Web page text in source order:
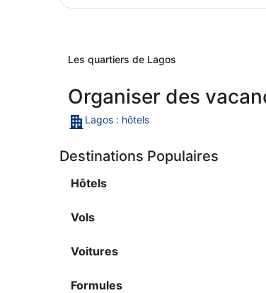
Les quartiers de Lagos
Organiser des
Lagos : hôtels
Destinations Populaires
Hôtels
Vols
Voitures
Formules